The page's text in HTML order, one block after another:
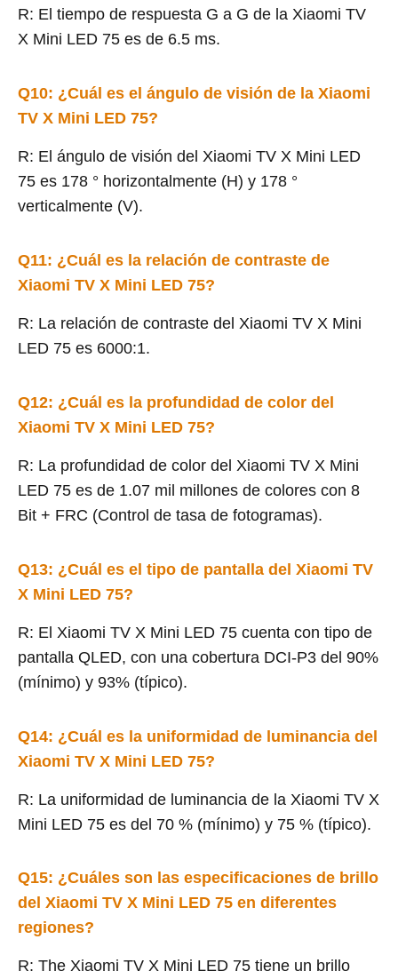
R: El tiempo de respuesta G a G de la Xiaomi TV
X Mini LED 75 es de 6.5 ms.
Q10: ¿Cuál es el ángulo de visión de la Xiaomi
TV X Mini LED 75?
R: El ángulo de visión del Xiaomi TV X Mini LED
75 es 178 ° horizontalmente (H) y 178 °
verticalmente (V).
Q11: ¿Cuál es la relación de contraste de
Xiaomi TV X Mini LED 75?
R: La relación de contraste del Xiaomi TV X Mini
LED 75 es 6000:1.
Q12: ¿Cuál es la profundidad de color del
Xiaomi TV X Mini LED 75?
R: La profundidad de color del Xiaomi TV X Mini
LED 75 es de 1.07 mil millones de colores con 8
Bit + FRC (Control de tasa de fotogramas).
Q13: ¿Cuál es el tipo de pantalla del Xiaomi TV
X Mini LED 75?
R: El Xiaomi TV X Mini LED 75 cuenta con tipo de
pantalla QLED, con una cobertura DCI-P3 del 90%
(mínimo) y 93% (típico).
Q14: ¿Cuál es la uniformidad de luminancia del
Xiaomi TV X Mini LED 75?
R: La uniformidad de luminancia de la Xiaomi TV X
Mini LED 75 es del 70 % (mínimo) y 75 % (típico).
Q15: ¿Cuáles son las especificaciones de brillo
del Xiaomi TV X Mini LED 75 en diferentes
regiones?
R: The Xiaomi TV X Mini LED 75 tiene un brillo